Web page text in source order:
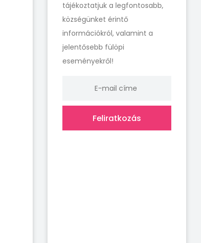
tájékoztatjuk a legfontosabb,
községünket érintő
információkról, valamint a
jelentősebb fülöpi
eseményekről!
Feliratkozás